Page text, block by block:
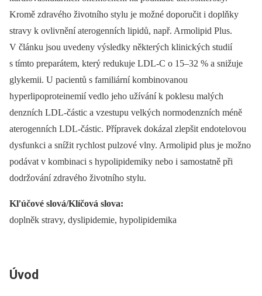
Kromě zdravého životního stylu je možné doporučit i doplňky
stravy k ovlivnění aterogenních lipidů, např. Armolipid Plus.
V článku jsou uvedeny výsledky některých klinických studií
s tímto preparátem, který redukuje LDL-C o 15–32 % a snižuje
glykemii. U pacientů s familiární kombinovanou
hyperlipoproteinemií vedlo jeho užívání k poklesu malých
denzních LDL-částic a vzestupu velkých normodenzních méně
aterogenních LDL-částic. Přípravek dokázal zlepšit endotelovou
dysfunkci a snížit rychlost pulzové vlny. Armolipid plus je možno
podávat v kombinaci s hypolipidemiky nebo i samostatně při
dodržování zdravého životního stylu.
Kľúčové slová/Klíčová slova:
doplněk stravy, dyslipidemie, hypolipidemika
Úvod